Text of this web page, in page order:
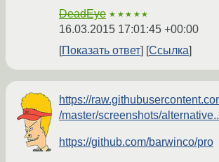
DeadEye ★★★★★
16.03.2015 17:01:45 +00:00
Показать ответ
Ссылка
https://
/master/screenshots/
https://github.com/barwinco/pro